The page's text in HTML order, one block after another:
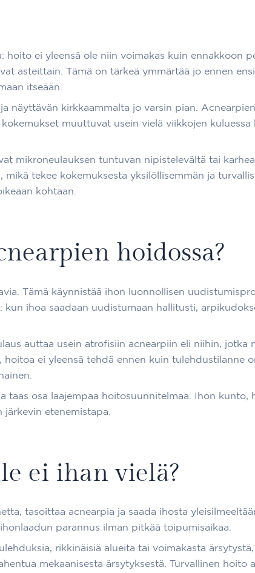
ei yleensä ole niin voimakas kuin ennakkoon
asteittain. Tämä on tärkeä ymmärtää jo ennen
itseään.
näyttävän kirkkaammalta jo varsin pian.
muuttuvat usein vielä viikkojen
mikroneulauksen tuntuvan nipistelevältä tai
tekee kokemuksesta yksilöllisemmän ja
kohtaan.
hoidossa?
Tämä käynnistää ihon luonnollisen
ihoa saadaan uudistumaan hallitusti,
auttaa usein atrofisiin acnearpiin eli niihin, jotka
ei yleensä tehdä ennen kuin tulehdustilanne
osa laajempaa hoitosuunnitelmaa. Ihon kunto,
etenemistapa.
ei ihan vielä?
tasoittaa acnearpia ja saada ihosta
parannus ilman pitkää toipumisaikaa.
rikkinäisiä alueita tai voimakasta
mekaanisesta ärsytyksestä. Turvallinen hoito